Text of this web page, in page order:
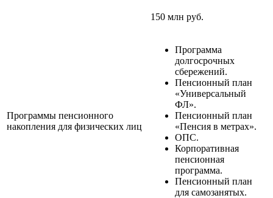
150 млн руб.
Программы пенсионного
накопления для физических лиц
Программа
долгосрочных
сбережений.
Пенсионный план
«Универсальный
ФЛ».
Пенсионный план
«Пенсия в метрах».
ОПС.
Корпоративная
пенсионная
программа.
Пенсионный план
для самозанятых.